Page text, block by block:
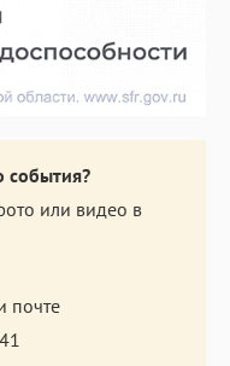
события?
или видео в
почте